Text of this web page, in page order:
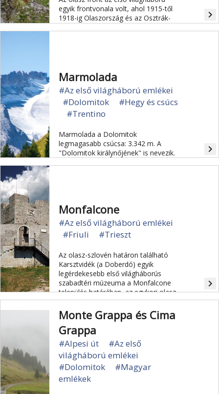
egyik frontvonala volt, ahol 1915-től
1918-ig Olaszország és az Osztrák-
navigate_next
Marmolada
#Az első világháború emlékei
#Dolomitok
#Hegy és csúcs
#Trentino
Marmolada a Dolomitok
legmagasabb csúcsa: 3.342 m. A
"Dolomitok királynőjének" is nevezik.
navigate_next
Monfalcone
#Az első világháború emlékei
#Friuli
#Trieszt
Az olasz-szlovén határon található
Karsztvidék (a Doberdó) egyik
legérdekesebb első világháborús
szabadtéri múzeuma a Monfalcone
település határában, az egykori olasz,
illetve osztrák–magyar
lövészárokrendszer területén
kialakított Parco Tematico della
Grande Guerra.
navigate_next
Monte Grappa és Cima
Grappa
#Alpesi út
#Az első
világháború emlékei
#Dolomitok
#Magyar
emlékek